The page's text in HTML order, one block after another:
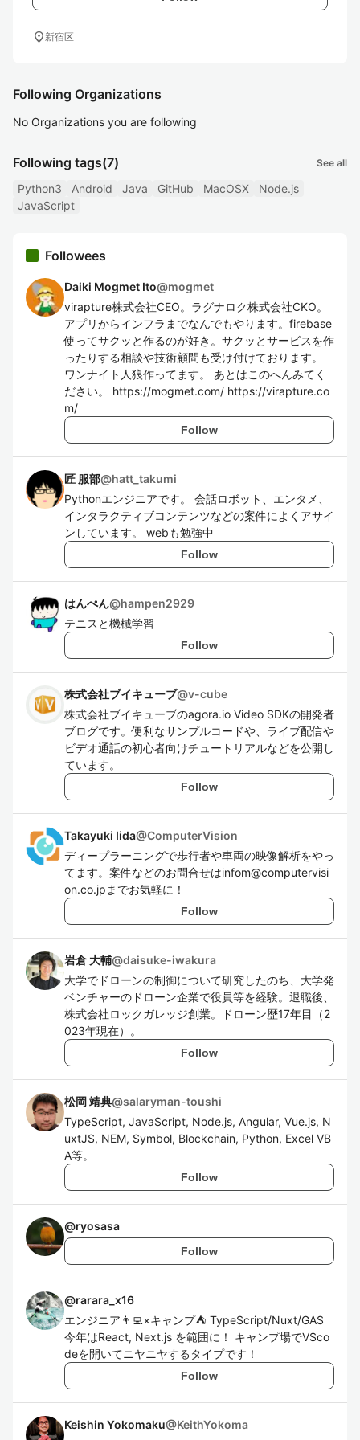
location_on 新宿区
Following Organizations
No Organizations you are following
Following tags(7) See all
Python3 Android Java GitHub MacOSX
Node.js
JavaScript
Followees
Daiki Mogmet Ito@mogmet
virapture株式会社CEO。ラグナロク株式会社CKO。
アプリからインフラまでなんでもやります。firebase
使ってサクッと作るのが好き。サクッとサービスを作
ったりする相談や技術顧問も受け付けております。
ワンナイト人狼作ってます。 あとはこのへんみてく
ださい。 https://mogmet.com/ https://virapture.co
m/
Follow
匠 服部@hatt_takumi
Pythonエンジニアです。 会話ロボット、エンタメ、
インタラクティブコンテンツなどの案件によくアサイ
ンしています。 webも勉強中
Follow
はんぺん@hampen2929
テニスと機械学習
Follow
株式会社ブイキューブ@v-cube
株式会社ブイキューブのagora.io Video SDKの開発者
ブログです。便利なサンプルコードや、ライブ配信や
ビデオ通話の初心者向けチュートリアルなどを公開し
ています。
Follow
Takayuki Iida@ComputerVision
ディープラーニングで歩行者や車両の映像解析をやっ
てます。案件などのお問合せはinfom@computervisi
on.co.jpまでお気軽に！
Follow
岩倉 大輔@daisuke-iwakura
大学でドローンの制御について研究したのち、大学発
ベンチャーのドローン企業で役員等を経験。退職後、
株式会社ロックガレッジ創業。ドローン歴17年目（2
023年現在）。
Follow
松岡 靖典@salaryman-toushi
TypeScript, JavaScript, Node.js, Angular, Vue.js, N
uxtJS, NEM, Symbol, Blockchain, Python, Excel VB
A等。
Follow
@ryosasa
Follow
@rarara_x16
エンジニア👨‍💻×キャンプ⛺ TypeScript/Nuxt/GAS
今年はReact, Next.js を範囲に！ キャンプ場でVSco
deを開いてニヤニヤするタイプです！
Follow
Keishin Yokomaku@KeithYokoma